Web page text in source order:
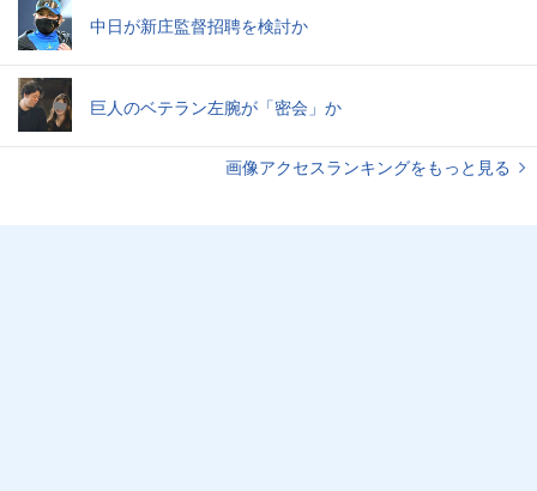
中日が新庄監督招聘を検討か
巨人のベテラン左腕が「密会」か
画像アクセスランキングをもっと見る